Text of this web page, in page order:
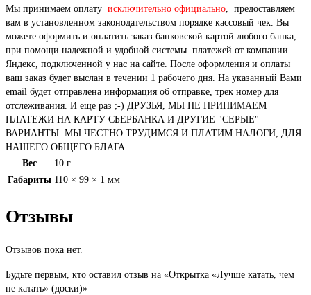
Мы принимаем оплату исключительно официально, предоставляем
вам в установленном законодательством порядке кассовый чек. Вы
можете оформить и оплатить заказ банковской картой любого банка,
при помощи надежной и удобной системы платежей от компании
Яндекс, подключенной у нас на сайте. После оформления и оплаты
ваш заказ будет выслан в течении 1 рабочего дня. На указанный Вами
email будет отправлена информация об отправке, трек номер для
отслеживания. И еще раз ;-) ДРУЗЬЯ, МЫ НЕ ПРИНИМАЕМ
ПЛАТЕЖИ НА КАРТУ СБЕРБАНКА И ДРУГИЕ "СЕРЫЕ"
ВАРИАНТЫ. МЫ ЧЕСТНО ТРУДИМСЯ И ПЛАТИМ НАЛОГИ, ДЛЯ
НАШЕГО ОБЩЕГО БЛАГА.
Вес
10 г
Габариты 110 × 99 × 1 мм
Отзывы
Отзывов пока нет.
Будьте первым, кто оставил отзыв на «Открытка «Лучше катать, чем
не катать» (доски)»